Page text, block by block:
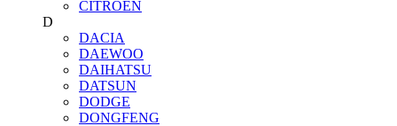
CITROEN
D
DACIA
DAEWOO
DAIHATSU
DATSUN
DODGE
DONGFENG